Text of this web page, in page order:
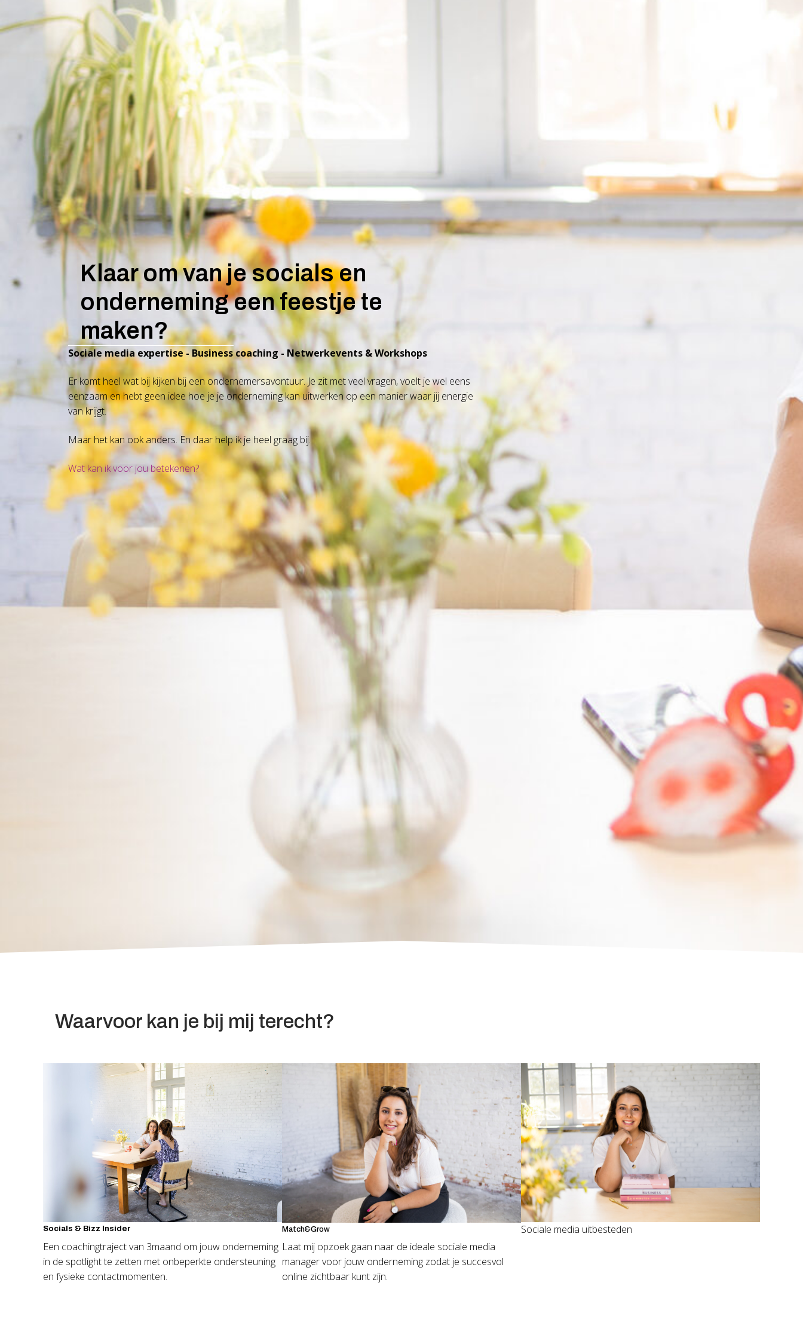
Klaar om van je socials en
onderneming een feestje te
maken?
Sociale media expertise - Business coaching - Netwerkevents & Workshops
Er komt heel wat bij kijken bij een ondernemersavontuur. Je zit met veel vragen, voelt je wel eens
eenzaam en hebt geen idee hoe je je onderneming kan uitwerken op een manier waar jij energie
van krijgt.
Maar het kan ook anders. En daar help ik je heel graag bij.
Wat kan ik voor jou betekenen?
Waarvoor kan je bij mij terecht?
Socials & Bizz Insider
Een coachingtraject van 3maand om jouw onderneming
in de spotlight te zetten met onbeperkte ondersteuning
en fysieke contactmomenten.
Match&Grow
Laat mij opzoek gaan naar de ideale sociale media
manager voor jouw onderneming zodat je succesvol
online zichtbaar kunt zijn.
Sociale media uitbesteden